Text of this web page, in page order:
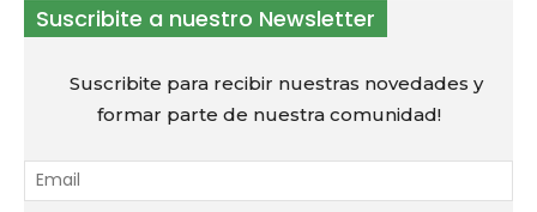
Suscribite a nuestro Newsletter
Suscribite para recibir nuestras novedades y
formar parte de nuestra comunidad!